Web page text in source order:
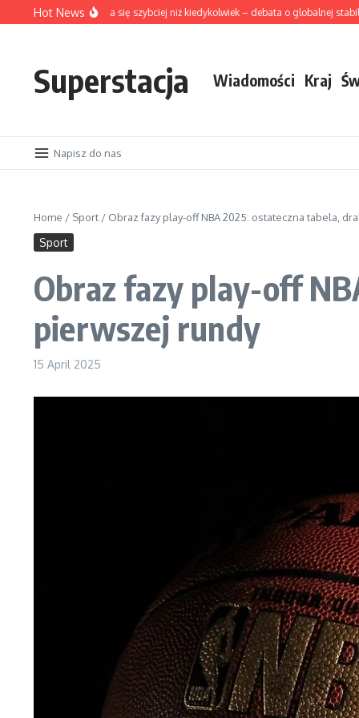
Skip to content
Hot News
ŻYWO: Świat zmienia się szybciej niż kiedykolwiek – debata o globalnej
Superstacja Wiadomości Kraj
Napisz do nas
Home / Sport / Obraz fazy play-off NBA 2025: ostateczna tabela,
Sport
Obraz fazy play-off
pierwszej rundy
15 April 2025